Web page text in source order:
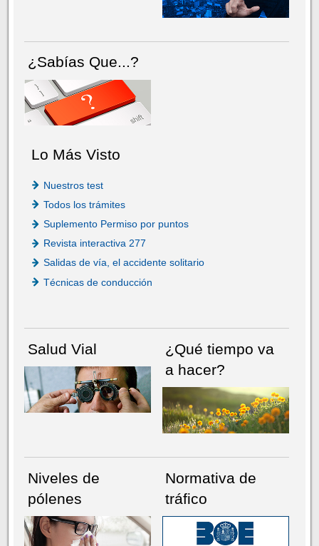
¿Sabías Que...?
Lo Más Visto
Nuestros test
Todos los trámites
Suplemento Permiso por puntos
Revista interactiva 277
Salidas de vía, el accidente solitario
Técnicas de conducción
Salud Vial
¿Qué tiempo va
a hacer?
Niveles de
pólenes
Normativa de
tráfico